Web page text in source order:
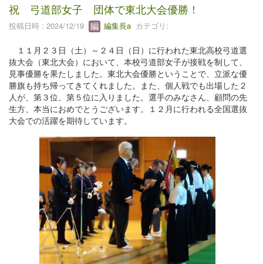
祝 弓道部女子 団体で東北大会優勝！
投稿日時 : 2024/12/19 編集長a カテゴリ:
１１月２３日（土）～２４日（日）に行われた東北高校弓道選
抜大会（東北大会）において、本校弓道部女子が接戦を制して、
見事優勝を果たしました。東北大会優勝ということで、立派な優
勝旗も持ち帰ってきてくれました。また、個人戦でも出場した２
人が、第３位、第５位に入りました。選手のみなさん、顧問の先
生方、本当におめでとうございます。１２月に行われる全国選抜
大会での活躍を期待しています。